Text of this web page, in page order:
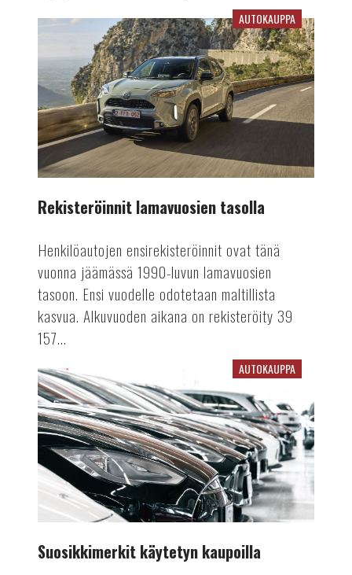
Rekisteröinnit
lamavuosien
tasolla
AUTOKAUPPA
Rekisteröinnit lamavuosien tasolla
Henkilöautojen ensirekisteröinnit ovat tänä
vuonna jäämässä 1990-luvun lamavuosien
tasoon. Ensi vuodelle odotetaan maltillista
kasvua. Alkuvuoden aikana on rekisteröity 39
157...
Suosikkimerkit
käytetyn
kaupoilla
AUTOKAUPPA
Suosikkimerkit käytetyn kaupoilla